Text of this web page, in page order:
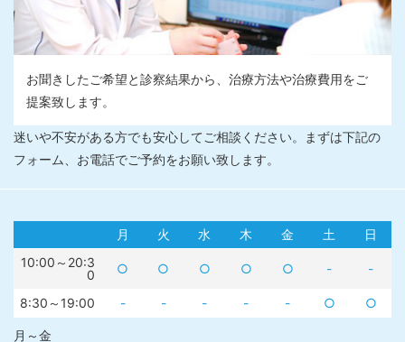
お聞きしたご希望と診察結果から、治療方法や治療費用をご
提案致します。
迷いや不安がある方でも安心してご相談ください。まずは下記の
フォーム、お電話でご予約をお願い致します。
月 火 水 木 金 土
日
10:00～20:3
0
○ ○ ○ ○ ○ - -
8:30～19:00 - - - - - ○ ○
月～金